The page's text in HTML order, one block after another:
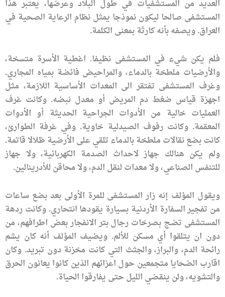
العديد من المستشفيات في طول البلاد وعرضها، يعتبر هذا
المستشفى صالحا ليكون نموذجا يمثل نظام الرعاية الصحية في
العراق. ويصفه بأنه كارثة بمعنى الكلمة.
فلم يكن شيء في المستشفى نظيفا. اغطية الأسرة متسخة،
والأرضيات ملطخة بالدماء، والمراحيض فائضة بمياه المجاري.
وغرف المستشفى تفتقر الى المعدات الأساسية اللازمة، مثل
اجهزة قياس ضغط دم المريض أو معدل نبضه. وكانت غرف
العمليات خالية من الأدوات الجراحية الحديثة أو الأدوات
المعقمة. وكانت رفوف الصيدلية خاوية. وفي غرفة الطوارئ،
كانت بضع نقالات ملطخة بالدماء تلقي على الأرضية ظلالا قاتمة.
ولم يكن هنالك جهاز لاحداث الصدمة الكهربائية، ولا جهاز
للتنفس الصناعي، ولا معدات لنقل الدم، ولا محاقن للأدرينالين.
ويقول المؤلف إنه زار المستشفى للمرة الأولى بعد بضع ساعات
من تفجير السفارة الأردنية بسيارة يقودها انتحاري. وكانت ردهة
المستشفى تضج بصرخات رجال بتر الانفجار بعض اطرافهم، من
دون ان يتلقوا أي مسكن للألم. ويضيف المؤلف أنه كان يشم
رائحة الدم، والبراز، والجثث التي كانت مخزنة دون تبريد. وكان
اقارب الضحايا متجمعين حول اعزائهم الذين كانوا يعانون الحرق
والتشويه، ولن ينقضي الليل حتى يفارقوا الحياة.